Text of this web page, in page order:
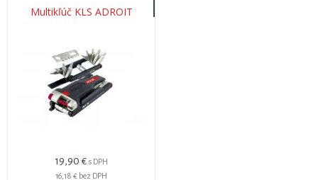
Multikľúč KLS ADROIT
19,90 € s DPH
16,18 € bez DPH